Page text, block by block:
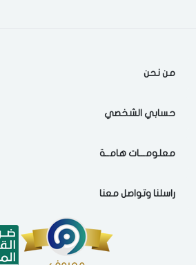
من نحن
حسابي الشخصي
معلومـــات هامــة
راسلنا وتواصل معنا